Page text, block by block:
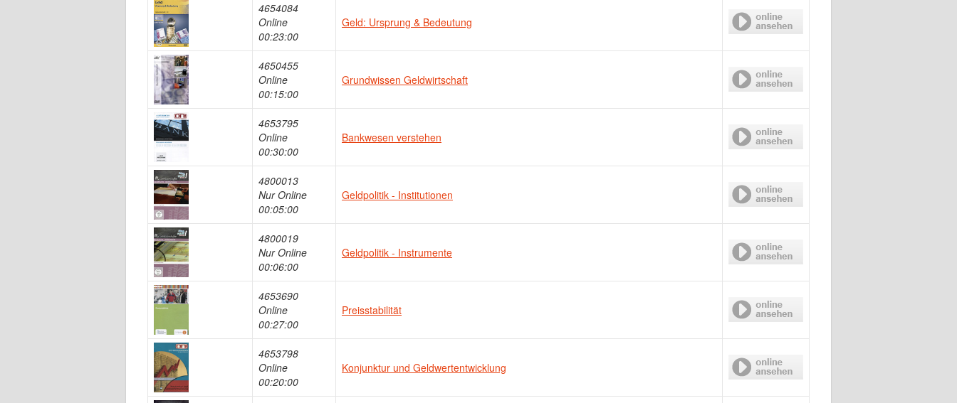
4654084
Online
00:23:00
Geld: Ursprung & Bedeutung
4650455
Online
00:15:00
Grundwissen Geldwirtschaft
4653795
Online
00:30:00
Bankwesen verstehen
4800013
Nur Online
00:05:00
Geldpolitik - Institutionen
4800019
Nur Online
00:06:00
Geldpolitik - Instrumente
4653690
Online
00:27:00
Preisstabilität
4653798
Online
00:20:00
Konjunktur und Geldwertentwicklung